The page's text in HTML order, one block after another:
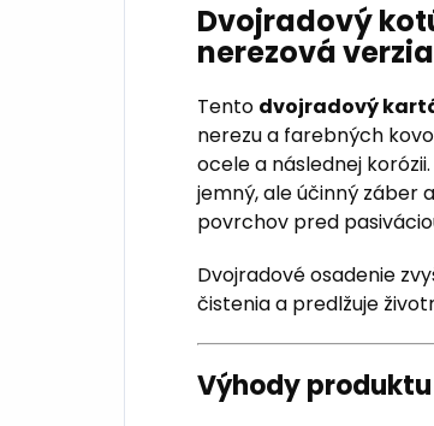
Dvojradový
nerezová
Tento dvojradový
nerezu a farebných
ocele a následnej korózii.
jemný, ale účinný záber
povrchov pred
Dvojradové osadenie
čistenia a predlžuje
Výhody produktu